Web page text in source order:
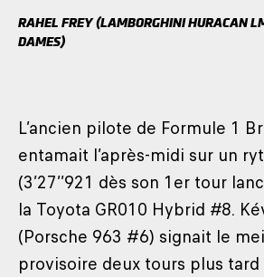
RAHEL FREY (LAMBORGHINI HURACAN
DAMES)
L’ancien pilote de Formule 1
entamait l’après-midi sur un
(3’27’’921 dès son 1er tour
la Toyota GR010 Hybrid #8.
(Porsche 963 #6) signait le
provisoire deux tours plus tard